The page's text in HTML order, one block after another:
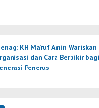
KH Ma’ruf Amin Wariskan
dan Cara Berpikir bagi
Penerus